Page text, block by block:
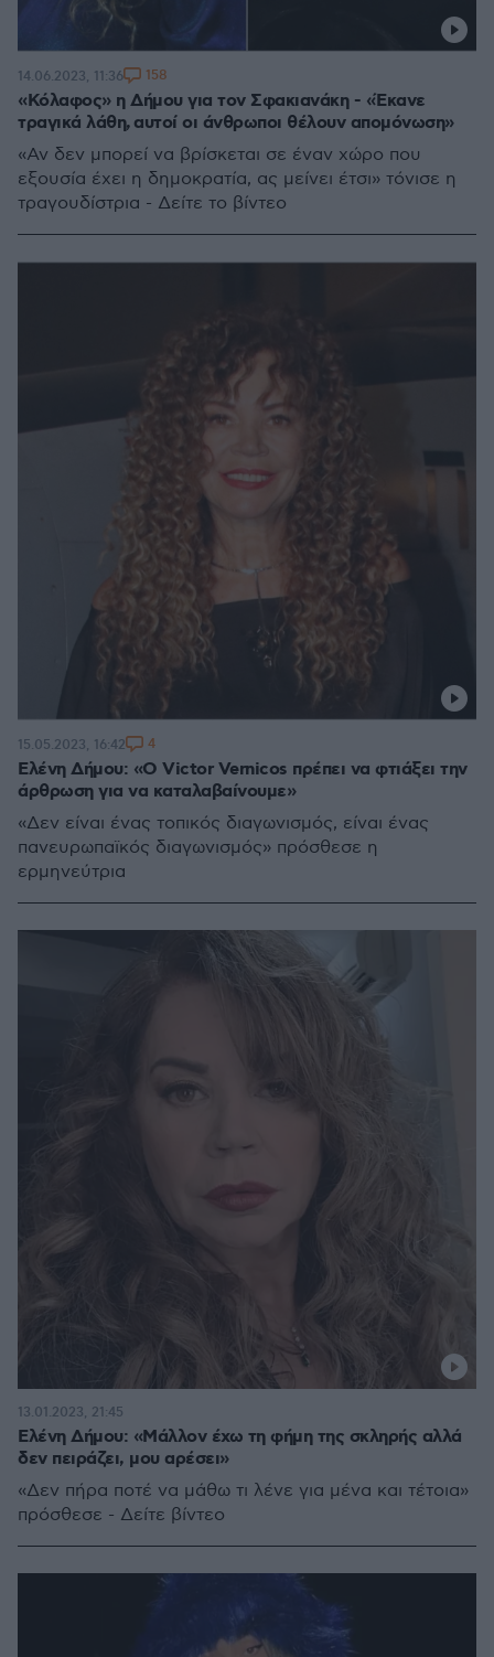
«Κόλαφος» η Δήμου για τον Σφακιανάκη - «Έκανε
τραγικά λάθη, αυτοί οι άνθρωποι θέλουν απομόνωση»
«Αν δεν μπορεί να βρίσκεται σε έναν χώρο που
εξουσία έχει η δημοκρατία, ας μείνει έτσι» τόνισε η
τραγουδίστρια - Δείτε το βίντεο
14.06.2023, 11:36 158
Ελένη Δήμου: «O Victor Vernicos πρέπει να φτιάξει την
άρθρωση για να καταλαβαίνουμε»
«Δεν είναι ένας τοπικός διαγωνισμός, είναι ένας
πανευρωπαϊκός διαγωνισμός» πρόσθεσε η
ερμηνεύτρια
15.05.2023, 16:42 4
Ελένη Δήμου: «Μάλλον έχω τη φήμη της σκληρής αλλά
δεν πειράζει, μου αρέσει»
«Δεν πήρα ποτέ να μάθω τι λένε για μένα και τέτοια»
πρόσθεσε - Δείτε βίντεο
13.01.2023, 21:45